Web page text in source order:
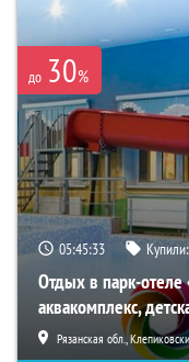
до 30%
05:45:31 Купили:
Отдых в парк-отеле
аквакомплекс,
Рязанская обл.,